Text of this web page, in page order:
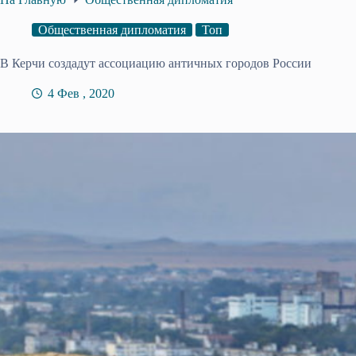
Общественная дипломатия Топ
В Керчи создадут ассоциацию античных городов России
4 Фев , 2020